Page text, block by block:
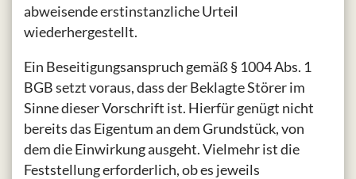
abweisende erstinstanzliche Urteil
wiederhergestellt.
Ein Beseitigungsanspruch gemäß § 1004 Abs. 1
BGB setzt voraus, dass der Beklagte Störer im
Sinne dieser Vorschrift ist. Hierfür genügt nicht
bereits das Eigentum an dem Grundstück, von
dem die Einwirkung ausgeht. Vielmehr ist die
Feststellung erforderlich, ob es jeweils